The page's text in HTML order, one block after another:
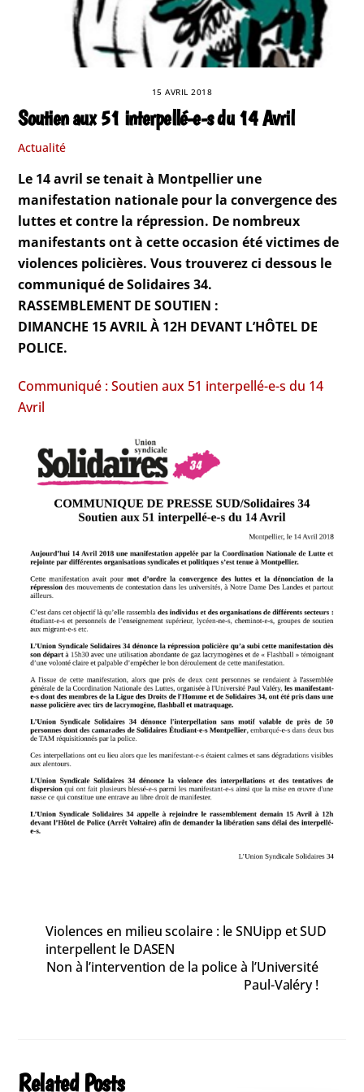
15 AVRIL 2018
Soutien aux 51 interpellé-e-s du 14 Avril
Actualité
Le 14 avril se tenait à Montpellier une
manifestation nationale pour la convergence des
luttes et contre la répression. De nombreux
manifestants ont à cette occasion été victimes de
violences policières. Vous trouverez ci dessous le
communiqué de Solidaires 34.
RASSEMBLEMENT DE SOUTIEN :
DIMANCHE 15 AVRIL À 12H DEVANT L’HÔTEL DE
POLICE.
Communiqué : Soutien aux 51 interpellé-e-s du 14
Avril
Violences en milieu scolaire : le SNUipp et SUD
interpellent le DASEN
Non à l’intervention de la police à l’Université
Paul-Valéry !
Related Posts